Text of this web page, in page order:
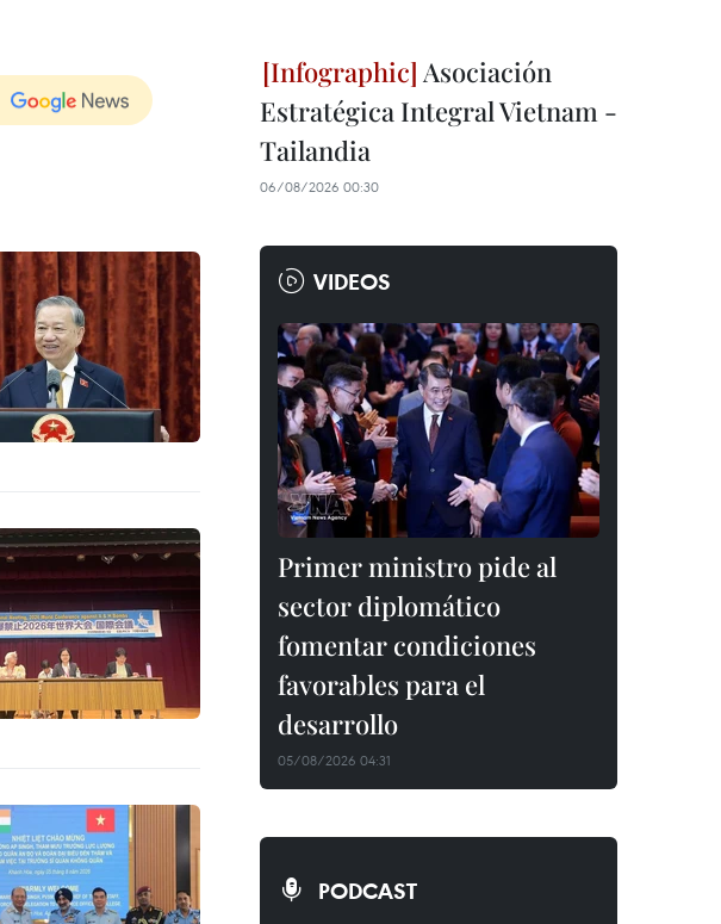
Asociación
Estratégica Integral Vietnam -
Tailandia
06/08/2026 00:30
VIDEOS
Primer ministro pide al
sector diplomático
fomentar condiciones
favorables para el
desarrollo
05/08/2026 04:31
PODCAST